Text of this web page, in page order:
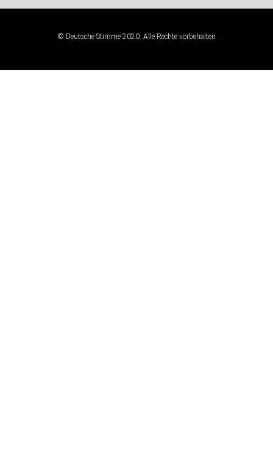
© Deutsche Stimme 2020. Alle Rechte vorbehalten